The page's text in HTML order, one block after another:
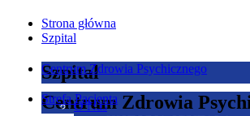
Strona główna
Szpital
Szpital
O Nas
Centrum Zdrowia Psychicznego
Centrum Zdrowia
Strefa Pacjenta